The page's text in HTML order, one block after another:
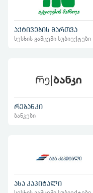
აქტივების მართვა
სესხის გამცემი სუბიექტები
რებანკი
ბანკები
ასა კაპიტალი